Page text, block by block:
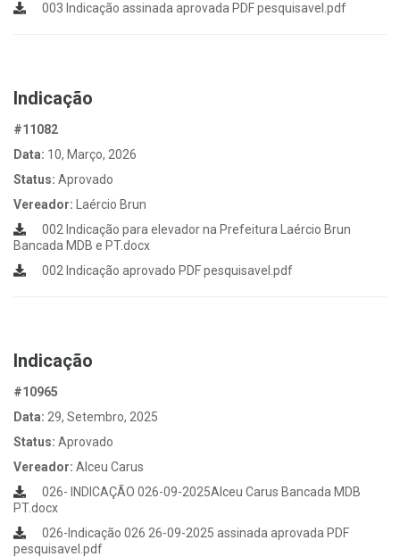
003 Indicação assinada aprovada PDF pesquisavel.pdf
Indicação
#11082
Data: 10, Março, 2026
Status: Aprovado
Vereador:
Laércio Brun
002 Indicação para elevador na Prefeitura Laércio Brun
Bancada MDB e PT.docx
002 Indicação aprovado PDF pesquisavel.pdf
Indicação
#10965
Data: 29, Setembro, 2025
Status: Aprovado
Vereador: Alceu Carus
026- INDICAÇÃO 026-09-2025Alceu Carus Bancada MDB
PT.docx
026-Indicação 026 26-09-2025 assinada aprovada PDF
pesquisavel.pdf